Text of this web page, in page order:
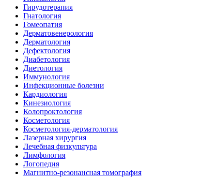
Гирудотерапия
Гнатология
Гомеопатия
Дерматовенерология
Дерматология
Дефектология
Диабетология
Диетология
Иммунология
Инфекционные болезни
Кардиология
Кинезиология
Колопроктология
Косметология
Косметология-дерматология
Лазерная хирургия
Лечебная физкультура
Лимфология
Логопедия
Магнитно-резонансная томография